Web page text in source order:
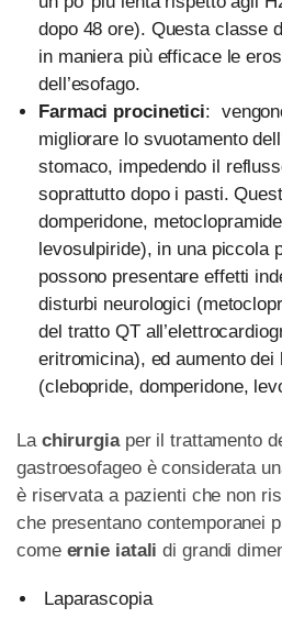
dopo 48 ore). Questa classe
in maniera più efficace le
dell’esofago.
Farmaci procinetici:
migliorare lo svuotamento
stomaco, impedendo il
soprattutto dopo i pasti.
domperidone,
levosulpiride), in una piccola
possono presentare effetti
disturbi neurologici
del tratto QT
eritromicina), ed aumento
(clebopride, domperidone,
Lachirurgiaper il trattamento
gastroesofageo è considerata
è riservata a pazienti che non
che presentano contemporanei
come ernie iatali di grandi
Laparascopia